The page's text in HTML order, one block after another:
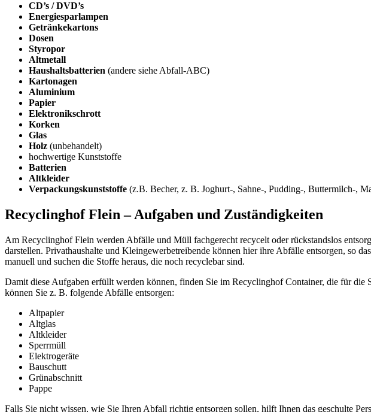
CD’s / DVD’s
Energiesparlampen
Getränkekartons
Dosen
Styropor
Altmetall
Haushaltsbatterien (andere siehe Abfall-ABC)
Kartonagen
Aluminium
Papier
Elektronikschrott
Korken
Glas
Holz (unbehandelt)
hochwertige Kunststoffe
Batterien
Altkleider
Verpackungskunststoffe (z.B. Becher, z. B. Joghurt-, Sahne-, Pudding-, Buttermilch-,
Recyclinghof Flein – Aufgaben und Zuständigkeiten
Am Recyclinghof Flein werden Abfälle und Müll fachgerecht recycelt oder rückstandslos
darstellen. Privathaushalte und Kleingewerbetreibende können hier ihre Abfälle entsorgen, so
manuell und suchen die Stoffe heraus, die noch recyclebar sind.
Damit diese Aufgaben erfüllt werden können, finden Sie im Recyclinghof Container, die für die
können Sie z. B. folgende Abfälle entsorgen:
Altpapier
Altglas
Altkleider
Sperrmüll
Elektrogeräte
Bauschutt
Grünabschnitt
Pappe
Falls Sie nicht wissen, wie Sie Ihren Abfall richtig entsorgen sollen, hilft Ihnen das geschulte